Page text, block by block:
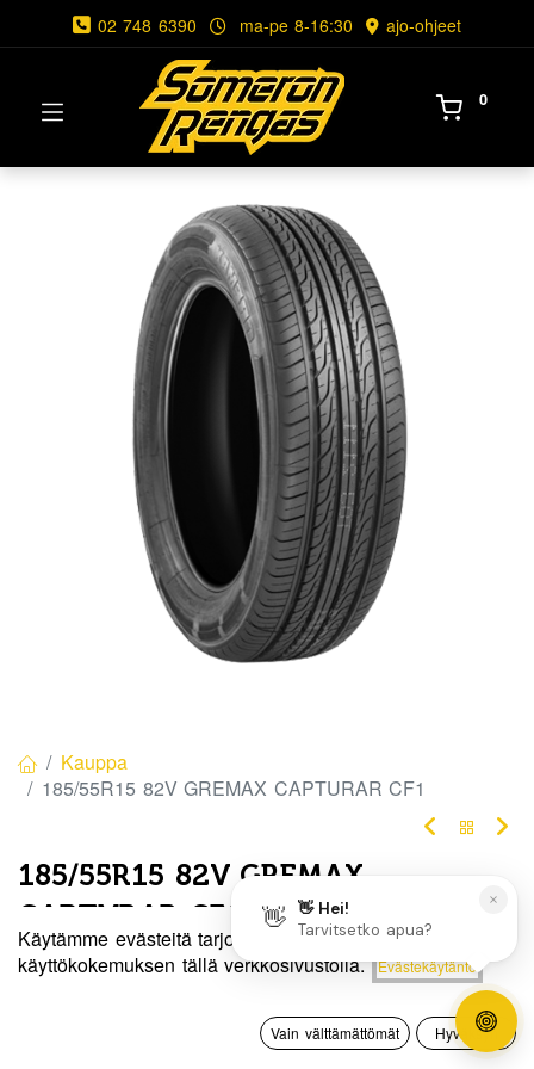
Hinta:
Lisää ostoskoriin
0
Toivelista Tili
02 748 6390 ma-pe 8-16:30 ajo-ohjeet
0
Kauppa
185/55R15 82V GREMAX CAPTURAR CF1
185/55R15 82V GREMAX
CAPTURAR CF1
EAN:6956647609790 Tuotekoodi:329814
Käytämme evästeitä tarjotaksemme sinulle paremman
käyttökokemuksen tällä verkkosivustolla.
Evästekäytäntö
Vain välttämättömät Hyväksyn